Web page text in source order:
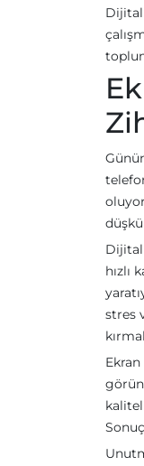
Dijital
Dijital
hızlı
stres